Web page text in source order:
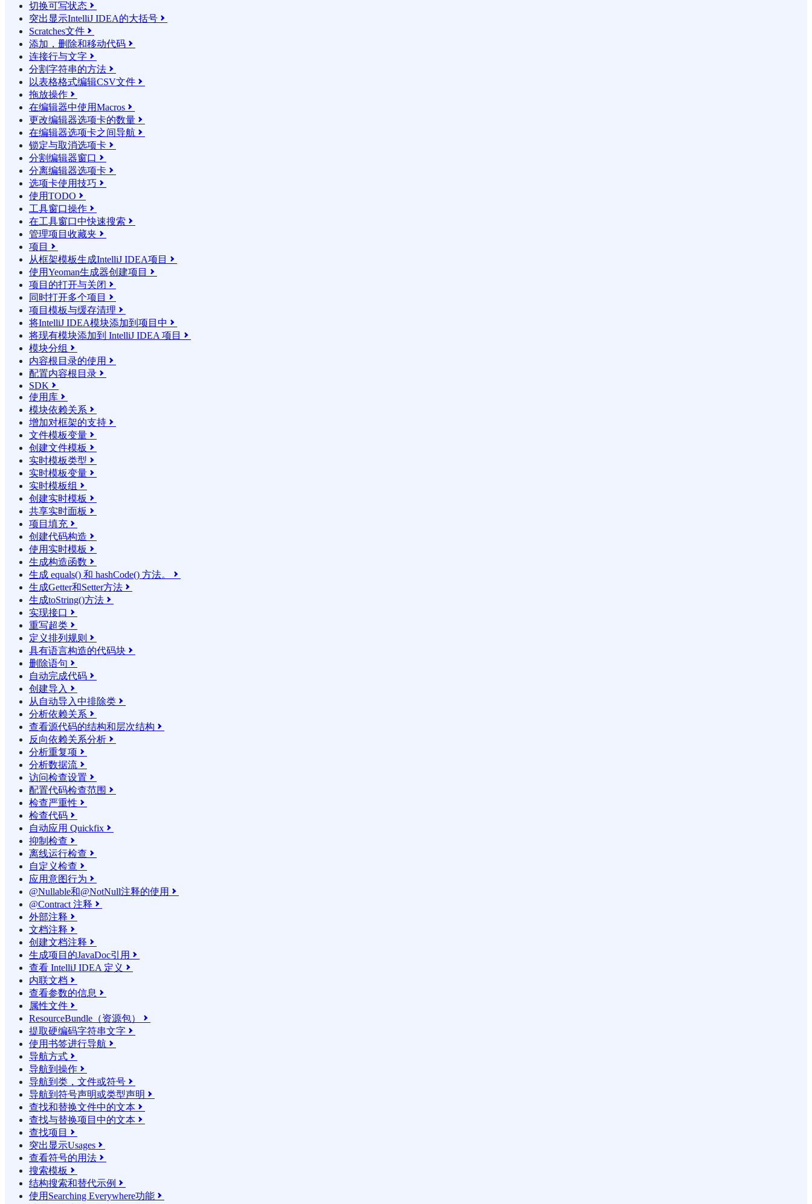
切换可写状态 
突出显示IntelliJ IDEA的大括号 
Scratches文件 
添加，删除和移动代码 
连接行与文字 
分割字符串的方法 
以表格格式编辑CSV文件 
拖放操作 
在编辑器中使用Macros 
更改编辑器选项卡的数量 
在编辑器选项卡之间导航 
锁定与取消选项卡 
分割编辑器窗口 
分离编辑器选项卡 
选项卡使用技巧 
使用TODO 
工具窗口操作 
在工具窗口中快速搜索 
管理项目收藏夹 
项目 
从框架模板生成IntelliJ IDEA项目 
使用Yeoman生成器创建项目 
项目的打开与关闭 
同时打开多个项目 
项目模板与缓存清理 
将IntelliJ IDEA模块添加到项目中 
将现有模块添加到 IntelliJ IDEA 项目 
模块分组 
内容根目录的使用 
配置内容根目录 
SDK 
使用库 
模块依赖关系 
增加对框架的支持 
文件模板变量 
创建文件模板 
实时模板类型 
实时模板变量 
实时模板组 
创建实时模板 
共享实时面板 
项目填充 
创建代码构造 
使用实时模板 
生成构造函数 
生成 equals() 和 hashCode() 方法。 
生成Getter和Setter方法 
生成toString()方法 
实现接口 
重写超类 
定义排列规则 
具有语言构造的代码块 
删除语句 
自动完成代码 
创建导入 
从自动导入中排除类 
分析依赖关系 
查看源代码的结构和层次结构 
反向依赖关系分析 
分析重复项 
分析数据流 
访问检查设置 
配置代码检查范围 
检查严重性 
检查代码 
自动应用 Quickfix 
抑制检查 
离线运行检查 
自定义检查 
应用意图行为 
@Nullable和@NotNull注释的使用 
@Contract 注释 
外部注释 
文档注释 
创建文档注释 
生成项目的JavaDoc引用 
查看 IntelliJ IDEA 定义 
内联文档 
查看参数的信息 
属性文件 
ResourceBundle（资源包） 
提取硬编码字符串文字 
使用书签进行导航 
导航方式 
导航到操作 
导航到类，文件或符号 
导航到符号声明或类型声明 
查找和替换文件中的文本 
查找与替换项目中的文本 
查找项目 
突出显示Usages 
查看符号的用法 
搜索模板 
结构搜索和替代示例 
使用Searching Everywhere功能 